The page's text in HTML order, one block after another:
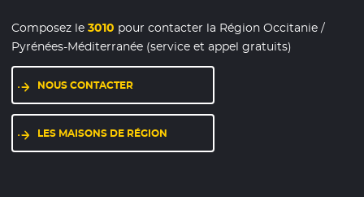
Composez le3010 pour contacter la Région Occitanie /
Pyrénées-Méditerranée (service et appel gratuits)
NOUS CONTACTER
LES MAISONS DE RÉGION